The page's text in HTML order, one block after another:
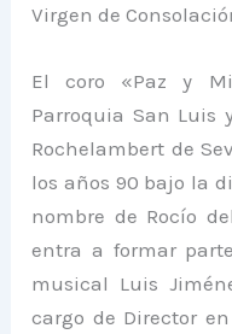
Virgen de
El coro «Paz y
Parroquia San Luis
Rochelambert de
los años 90 bajo la
nombre de Rocío
entra a formar
musical Luis
cargo de Director